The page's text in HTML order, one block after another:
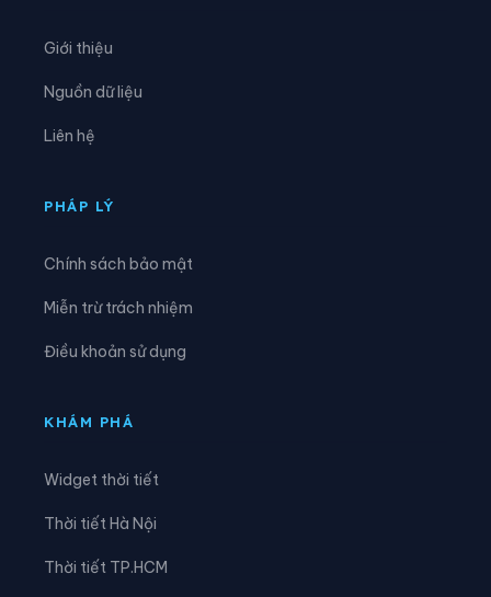
Xã Hưng Phú
Xã Nam Cường
Giới thiệu
Nguồn dữ liệu
Liên hệ
PHÁP LÝ
Chính sách bảo mật
Miễn trừ trách nhiệm
Điều khoản sử dụng
KHÁM PHÁ
Widget thời tiết
Thời tiết Hà Nội
Thời tiết TP.HCM